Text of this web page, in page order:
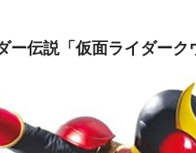
伝説「仮面ライダーク